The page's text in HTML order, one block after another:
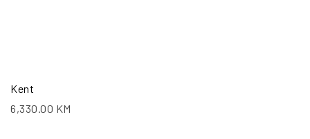
Kent
6,330.00 KM